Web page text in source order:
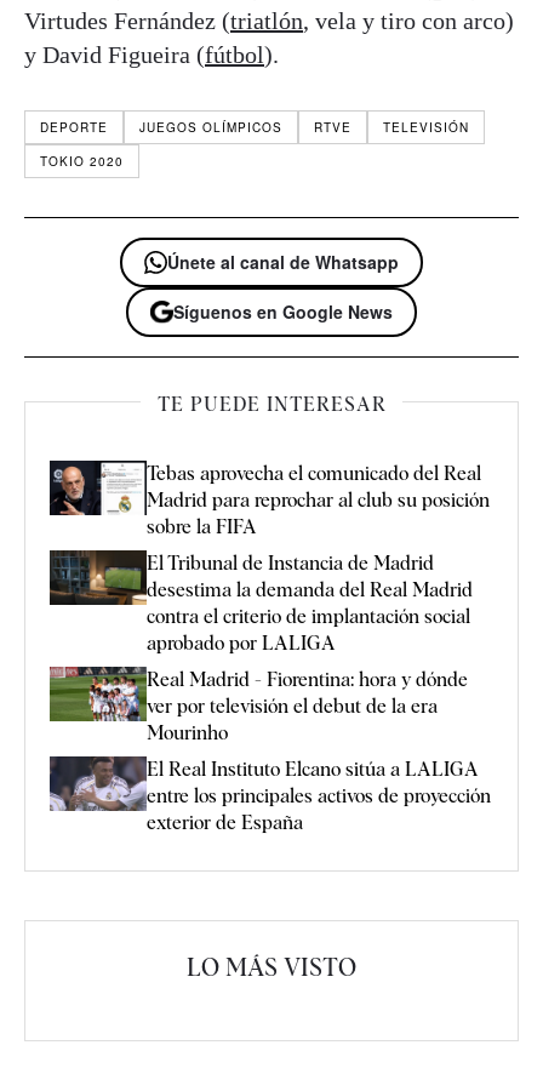
Virtudes Fernández (triatlón, vela y tiro con arco)
y David Figueira (fútbol).
DEPORTE JUEGOS OLÍMPICOS RTVE
TELEVISIÓN
TOKIO 2020
Únete al canal de Whatsapp
Síguenos en Google News
TE PUEDE INTERESAR
Tebas aprovecha el comunicado del Real
Madrid para reprochar al club su posición
sobre la FIFA
El Tribunal de Instancia de Madrid
desestima la demanda del Real Madrid
contra el criterio de implantación social
aprobado por LALIGA
Real Madrid - Fiorentina: hora y dónde
ver por televisión el debut de la era
Mourinho
El Real Instituto Elcano sitúa a LALIGA
entre los principales activos de proyección
exterior de España
LO MÁS VISTO